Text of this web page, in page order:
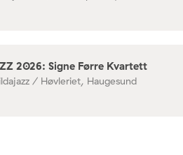
2026: Signe Førre Kvartett
/ Høvleriet, Haugesund